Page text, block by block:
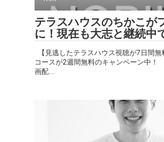
テラスハウスのちかこが
に！現在も大志と継続中
【見逃したテラスハウス視聴が7日間
コースが2週間無料のキャンペーン中
画配...